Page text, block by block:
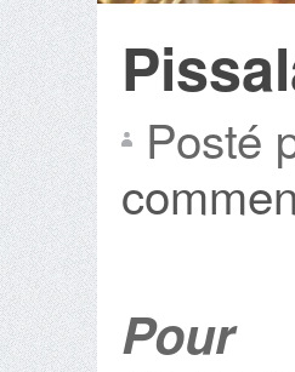
Posté